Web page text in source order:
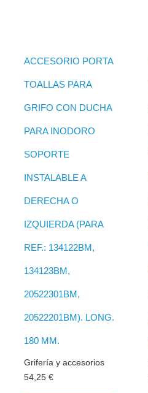
ACCESORIO PORTA
TOALLAS PARA
GRIFO CON DUCHA
PARA INODORO
SOPORTE
INSTALABLE A
DERECHA O
IZQUIERDA (PARA
REF.: 134122BM,
134123BM,
20522301BM,
20522201BM). LONG.
180 MM.
Grifería y accesorios
54,25€